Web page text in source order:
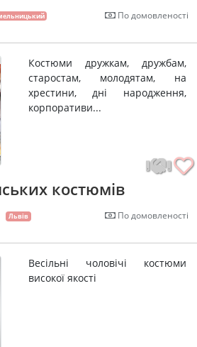
По домовленості
Костюми дружкам, дружбам,
старостам, молодятам, на
хрестини, дні народження,
корпоративи...
костюмів
Львів По домовленості
Весільні чоловічі костюми
високої якості